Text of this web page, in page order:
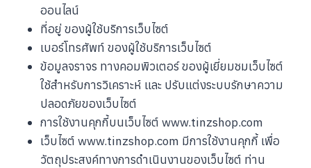
ออนไลน์
ที่อยู่ ของผู้ใช้บริการเว็บไซต์
เบอร์โทรศัพท์ ของผู้ใช้บริการเว็บไซต์
ข้อมูลจราจร ทางคอมพิวเตอร์ ของผู้เยี่ยมชมเว็บไซต์
ใช้สำหรับการวิเคราะห์ และ ปรับแต่งระบบรักษาความ
ปลอดภัยของเว็บไซต์
การใช้งานคุกกี้บนเว็บไซต์ www.tinzshop.com
เว็บไซต์ www.tinzshop.com มีการใช้งานคุกกี้ เพื่อ
วัตถุประสงค์ทางการดำเนินงานของเว็บไซต์ ท่าน